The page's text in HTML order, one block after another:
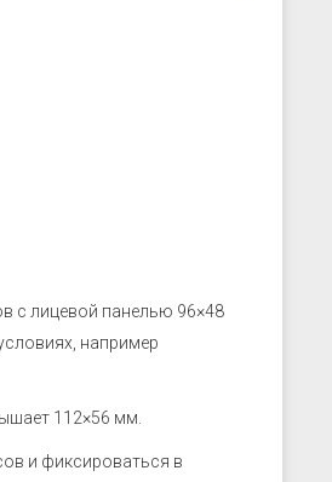
с лицевой панелью 96×48
например
112×56 мм.
и фиксироваться в